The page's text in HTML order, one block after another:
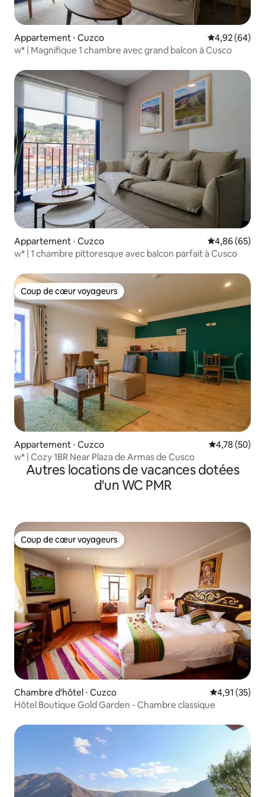
Appartement ⋅ Cuzco Évaluation
4,92 (64)
w* | Magnifique 1 chambre avec grand balcon à Cusco
Appartement ⋅ Cuzco Évaluation
4,86 (65)
w* | 1 chambre pittoresque avec balcon parfait à Cusco
Coup de cœur voyageurs
Coup de cœur voyageurs
Appartement ⋅ Cuzco Évaluation
4,78 (50)
w* | Cozy 1BR Near Plaza de Armas de Cusco
Autres locations de vacances dotées
d'un WC PMR
Coup de cœur voyageurs
Coup de cœur voyageurs
Chambre d'hôtel ⋅ Cuzco Évaluation
4,91 (35)
Hôtel Boutique Gold Garden - Chambre classique